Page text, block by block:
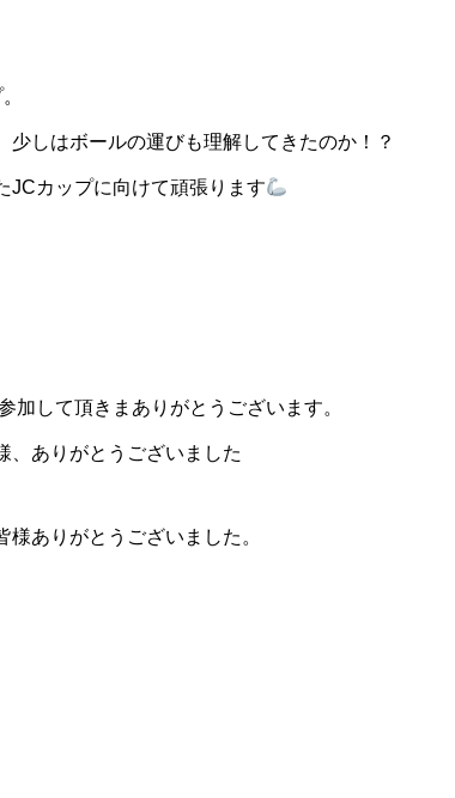
しはボールの運びも理解してきたのか！？
JCカップに向けて頑張ります
加して頂きまありがとうございます。
、ありがとうございました
ありがとうございました。